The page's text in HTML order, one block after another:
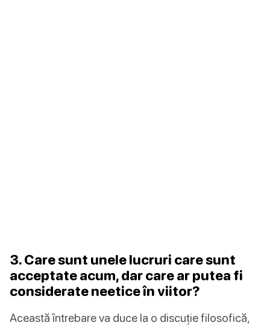
3. Care sunt unele lucruri care sunt
acceptate acum, dar care ar putea fi
considerate neetice în viitor?
Această întrebare va duce la o discuție filosofică,